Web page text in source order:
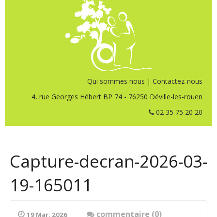
Qui sommes nous | Contactez-nous
4, rue Georges Hébert BP 74 - 76250 Déville-les-rouen
02 35 75 20 20
Capture-decran-2026-03-
19-165011
19 Mar. 2026
commentaire (0)